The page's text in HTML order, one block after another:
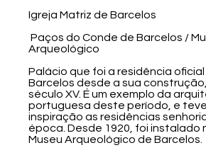
Igreja Matriz de Barcelos
Paços do Conde de Barcelos /
Arqueológico
Palácio que foi a residência
Barcelos desde a sua
século XV. É um exemplo da
portuguesa deste período, e
inspiração as residências
época. Desde 1920, foi instalado
Museu Arqueológico de Barcelos.